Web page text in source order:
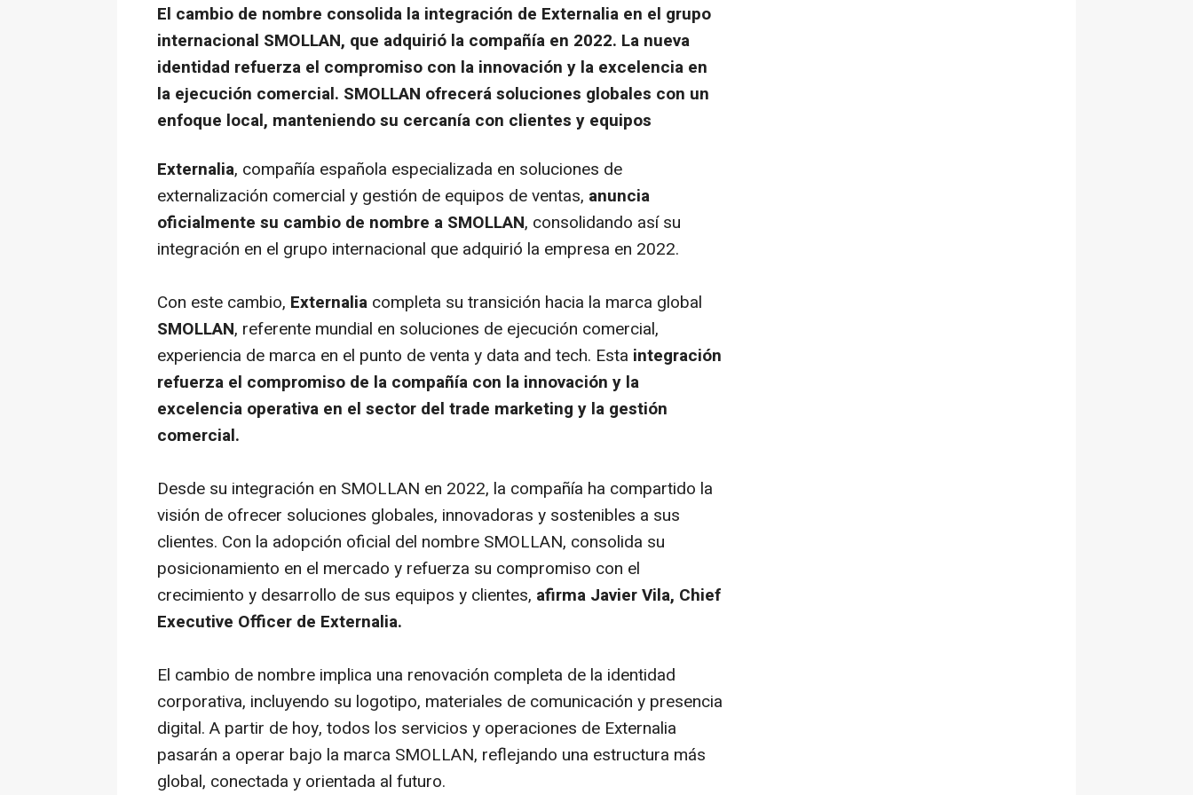
El cambio de nombre consolida la integración de Externalia en el grupo
internacional SMOLLAN, que adquirió la compañía en 2022. La nueva
identidad refuerza el compromiso con la innovación y la excelencia en
la ejecución comercial. SMOLLAN ofrecerá soluciones globales con un
enfoque local, manteniendo su cercanía con clientes y equipos
Externalia, compañía española especializada en soluciones de
externalización comercial y gestión de equipos de ventas, anuncia
oficialmente su cambio de nombre a SMOLLAN, consolidando así su
integración en el grupo internacional que adquirió la empresa en 2022.
Con este cambio, Externalia completa su transición hacia la marca global
SMOLLAN, referente mundial en soluciones de ejecución comercial,
experiencia de marca en el punto de venta y data and tech. Esta integración
refuerza el compromiso de la compañía con la innovación y la
excelencia operativa en el sector del trade marketing y la gestión
comercial.
Desde su integración en SMOLLAN en 2022, la compañía ha compartido la
visión de ofrecer soluciones globales, innovadoras y sostenibles a sus
clientes. Con la adopción oficial del nombre SMOLLAN, consolida su
posicionamiento en el mercado y refuerza su compromiso con el
crecimiento y desarrollo de sus equipos y clientes, afirma Javier Vila, Chief
Executive Officer de Externalia.
El cambio de nombre implica una renovación completa de la identidad
corporativa, incluyendo su logotipo, materiales de comunicación y presencia
digital. A partir de hoy, todos los servicios y operaciones de Externalia
pasarán a operar bajo la marca SMOLLAN, reflejando una estructura más
global, conectada y orientada al futuro.